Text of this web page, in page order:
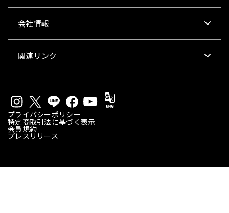
会社情報
関連リンク
プライバシーポリシー
特定商取引法に基づく表示
会員規約
プレスリリース